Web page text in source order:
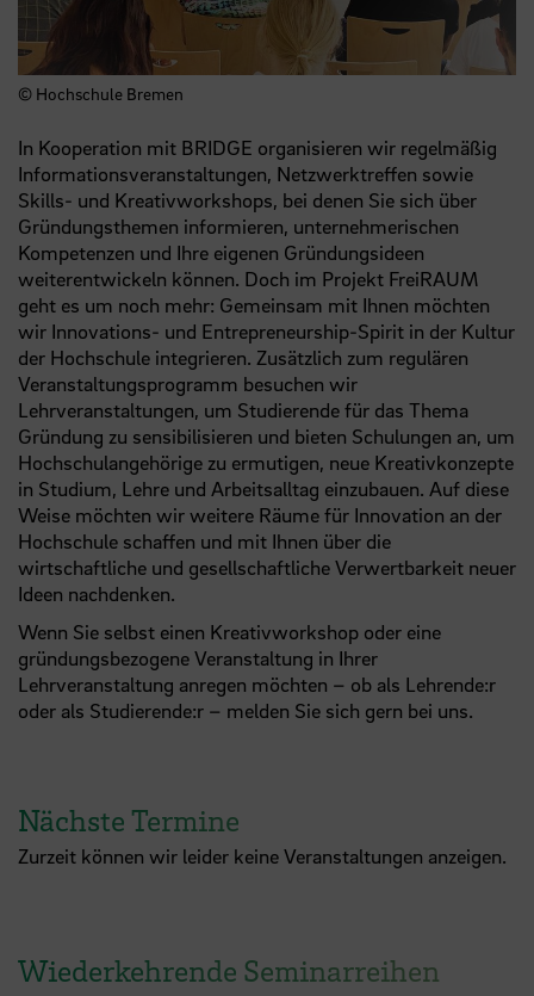
© Hochschule Bremen
In Kooperation mit BRIDGE organisieren wir regelmäßig
Informationsveranstaltungen, Netzwerktreffen sowie
Skills- und Kreativworkshops, bei denen Sie sich über
Gründungsthemen informieren, unternehmerischen
Kompetenzen und Ihre eigenen Gründungsideen
weiterentwickeln können. Doch im Projekt FreiRAUM
geht es um noch mehr: Gemeinsam mit Ihnen möchten
wir Innovations- und Entrepreneurship-Spirit in der Kultur
der Hochschule integrieren. Zusätzlich zum regulären
Veranstaltungsprogramm besuchen wir
Lehrveranstaltungen, um Studierende für das Thema
Gründung zu sensibilisieren und bieten Schulungen an, um
Hochschulangehörige zu ermutigen, neue Kreativkonzepte
in Studium, Lehre und Arbeitsalltag einzubauen. Auf diese
Weise möchten wir weitere Räume für Innovation an der
Hochschule schaffen und mit Ihnen über die
wirtschaftliche und gesellschaftliche Verwertbarkeit neuer
Ideen nachdenken.
Wenn Sie selbst einen Kreativworkshop oder eine
gründungsbezogene Veranstaltung in Ihrer
Lehrveranstaltung anregen möchten – ob als Lehrende:r
oder als Studierende:r – melden Sie sich gern bei uns.
Nächste Termine
Zurzeit können wir leider keine Veranstaltungen anzeigen.
Wiederkehrende Seminarreihen